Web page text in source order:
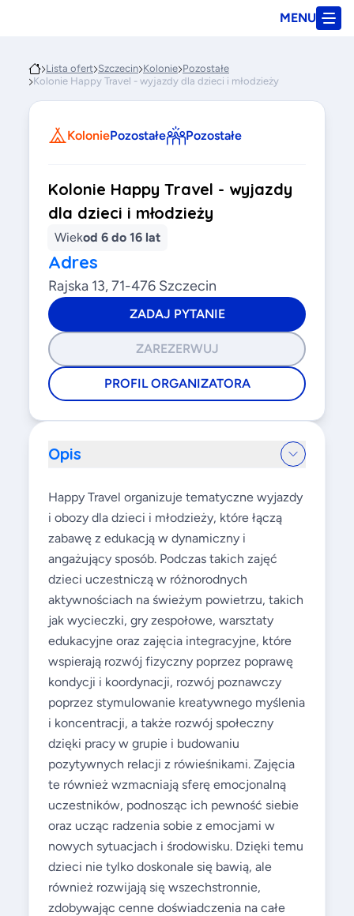
MENU
Lista ofert Szczecin Kolonie Pozostałe
Kolonie Happy Travel - wyjazdy dla dzieci i młodzieży
KoloniePozostałe Pozostałe
Kolonie Happy Travel - wyjazdy
dla dzieci i młodzieży
Wiekod 6 do 16 lat
Adres
Rajska 13, 71-476 Szczecin
ZADAJ PYTANIE
ZAREZERWUJ
PROFIL ORGANIZATORA
Opis
Happy Travel organizuje tematyczne wyjazdy
i obozy dla dzieci i młodzieży, które łączą
zabawę z edukacją w dynamiczny i
angażujący sposób. Podczas takich zajęć
dzieci uczestniczą w różnorodnych
aktywnościach na świeżym powietrzu, takich
jak wycieczki, gry zespołowe, warsztaty
edukacyjne oraz zajęcia integracyjne, które
wspierają rozwój fizyczny poprzez poprawę
kondycji i koordynacji, rozwój poznawczy
poprzez stymulowanie kreatywnego myślenia
i koncentracji, a także rozwój społeczny
dzięki pracy w grupie i budowaniu
pozytywnych relacji z rówieśnikami. Zajęcia
te również wzmacniają sferę emocjonalną
uczestników, podnosząc ich pewność siebie
oraz ucząc radzenia sobie z emocjami w
nowych sytuacjach i środowisku. Dzięki temu
dzieci nie tylko doskonale się bawią, ale
również rozwijają się wszechstronnie,
zdobywając cenne doświadczenia na całe